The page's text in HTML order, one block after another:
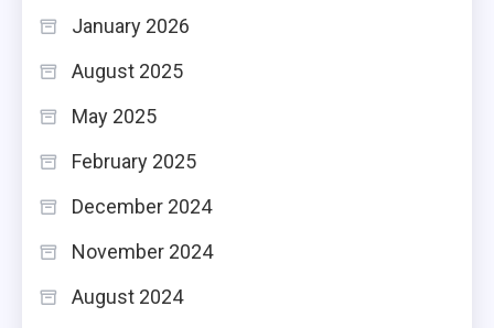
January 2026
August 2025
May 2025
February 2025
December 2024
November 2024
August 2024